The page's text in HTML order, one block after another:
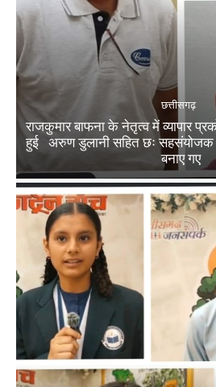
छत्तीसगढ़
राजकुमार बाफना के नेतृत्व में व्यापार
हुई अरुण डुलानी सहित छः सहसंयोजक
बनाए गए